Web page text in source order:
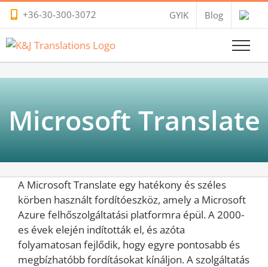
Kihagyás
+36-30-300-3072 GYIK Blog
Microsoft Translate
A Microsoft Translate egy hatékony és széles
körben használt fordítóeszköz, amely a Microsoft
Azure felhőszolgáltatási platformra épül. A 2000-
es évek elején indították el, és azóta
folyamatosan fejlődik, hogy egyre pontosabb és
megbízhatóbb fordításokat kínáljon. A szolgáltatás